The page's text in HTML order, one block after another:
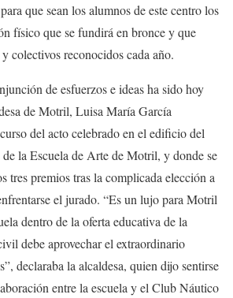
que sean los alumnos de este centro los
físico que se fundirá en bronce y que
colectivos reconocidos cada año.
de esfuerzos e ideas ha sido hoy
de Motril, Luisa María García
del acto celebrado en el edificio del
la Escuela de Arte de Motril, y donde se
tres premios tras la complicada elección a
el jurado. “Es un lujo para Motril
dentro de la oferta educativa de la
debe aprovechar el extraordinario
declaraba la alcaldesa, quien dijo sentirse
entre la escuela y el Club Náutico